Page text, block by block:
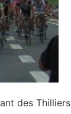
des Thilliers